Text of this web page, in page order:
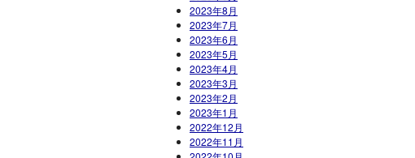
2023年8月
2023年7月
2023年6月
2023年5月
2023年4月
2023年3月
2023年2月
2023年1月
2022年12月
2022年11月